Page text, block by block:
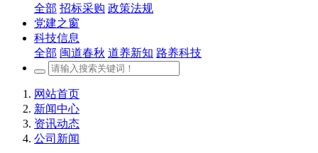
全部 招标采购 政策法规
党建之窗
科技信息
全部 闽道春秋 道养新知 路养科技
网站首页
新闻中心
资讯动态
公司新闻